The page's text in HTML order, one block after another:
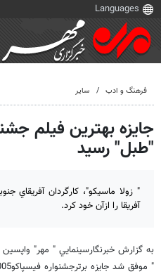
فرهنگ و ادب سایر
جايزه بهترين فيلم
"طبل" رسيد
" زولا ماسيكو"، كارگردان آفريقاي
آفريقا را ازآن خود كرد.
به گزارش خبرنگارسينمايي " مهر"
" موفق شد جايزه برترجشنواره فيسپاكو2005 را ازآن خود كند.